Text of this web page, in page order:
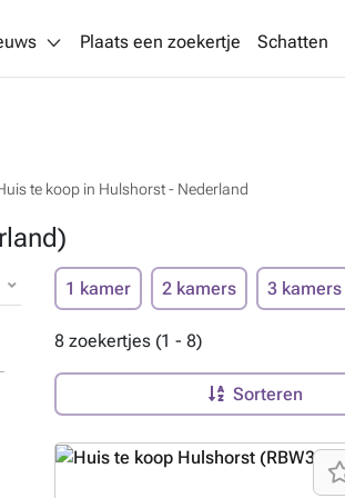
Plaats een zoekertje Schatten
te koop in Hulshorst - Nederland
1 kamer 2 kamers 3 kamers
8 zoekertjes (1 - 8)
Sorteren